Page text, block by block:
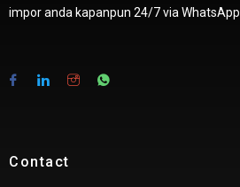
impor anda kapanpun 24/7 via WhatsApp
Contact